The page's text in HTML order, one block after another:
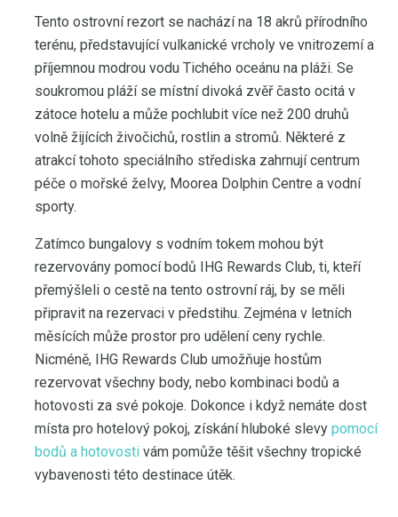
Tento ostrovní rezort se nachází na 18 akrů přírodního
terénu, představující vulkanické vrcholy ve vnitrozemí a
příjemnou modrou vodu Tichého oceánu na pláži. Se
soukromou pláží se místní divoká zvěř často ocitá v
zátoce hotelu a může pochlubit více než 200 druhů
volně žijících živočichů, rostlin a stromů. Některé z
atrakcí tohoto speciálního střediska zahrnují centrum
péče o mořské želvy, Moorea Dolphin Centre a vodní
sporty.
Zatímco bungalovy s vodním tokem mohou být
rezervovány pomocí bodů IHG Rewards Club, ti, kteří
přemýšleli o cestě na tento ostrovní ráj, by se měli
připravit na rezervaci v předstihu. Zejména v letních
měsících může prostor pro udělení ceny rychle.
Nicméně, IHG Rewards Club umožňuje hostům
rezervovat všechny body, nebo kombinaci bodů a
hotovosti za své pokoje. Dokonce i když nemáte dost
místa pro hotelový pokoj, získání hluboké slevy pomocí
bodů a hotovosti vám pomůže těšit všechny tropické
vybavenosti této destinace útěk.